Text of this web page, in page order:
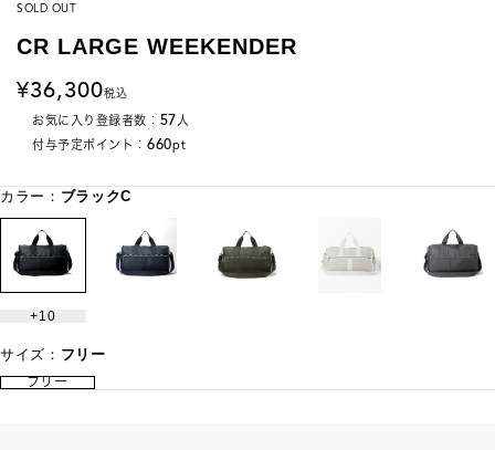
SOLD OUT
CR LARGE WEEKENDER
36,300税込
お気に入り登録者数： 57人
付与予定ポイント： 660pt
カラー： ブラックC
10
サイズ： フリー
フリー